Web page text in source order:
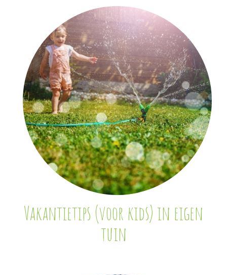
Vakantietips (voor kids) in eigen
tuin